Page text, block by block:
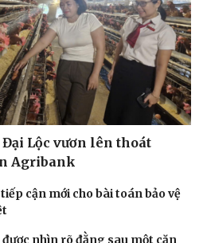
Lộc vươn lên thoát
Agribank
cận mới cho bài toán bảo vệ
nhìn rõ đằng sau một căn